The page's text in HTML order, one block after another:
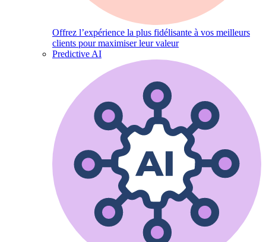
Offrez l’expérience la plus fidélisante à vos meilleurs
clients pour maximiser leur valeur
Predictive AI